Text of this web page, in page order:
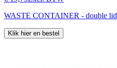
WASTE CONTAINER - double lid
Klik hier en bestel